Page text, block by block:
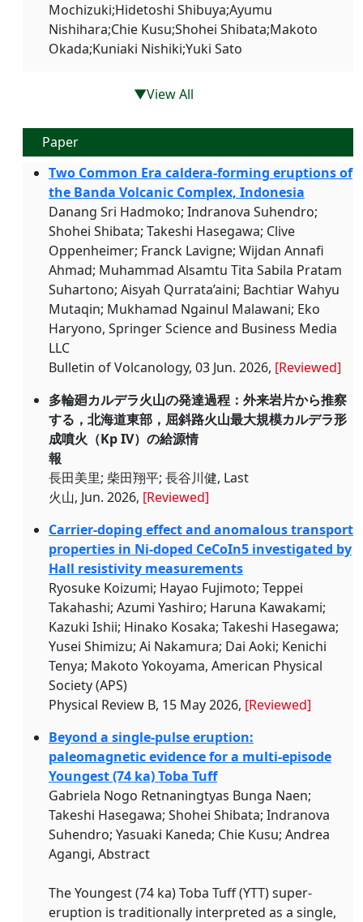
Mochizuki;Hidetoshi Shibuya;Ayumu
Nishihara;Chie Kusu;Shohei Shibata;Makoto
Okada;Kuniaki Nishiki;Yuki Sato
▼View All
Paper
Two Common Era caldera-forming eruptions of
the Banda Volcanic Complex, Indonesia
Danang Sri Hadmoko; Indranova Suhendro;
Shohei Shibata; Takeshi Hasegawa; Clive
Oppenheimer; Franck Lavigne; Wijdan Annafi
Ahmad; Muhammad Alsamtu Tita Sabila Pratam
Suhartono; Aisyah Qurrata’aini; Bachtiar Wahyu
Mutaqin; Mukhamad Ngainul Malawani; Eko
Haryono, Springer Science and Business Media
LLC
Bulletin of Volcanology, 03 Jun. 2026, [Reviewed]
多輪廻カルデラ火山の発達過程：外来岩片から推察
する，北海道東部，屈斜路火山最大規模カルデラ形
成噴火（Kp IV）の給源情
報
長田美里; 柴田翔平; 長谷川健, Last
火山, Jun. 2026, [Reviewed]
Carrier-doping effect and anomalous transport
properties in Ni-doped CeCoIn5 investigated by
Hall resistivity measurements
Ryosuke Koizumi; Hayao Fujimoto; Teppei
Takahashi; Azumi Yashiro; Haruna Kawakami;
Kazuki Ishii; Hinako Kosaka; Takeshi Hasegawa;
Yusei Shimizu; Ai Nakamura; Dai Aoki; Kenichi
Tenya; Makoto Yokoyama, American Physical
Society (APS)
Physical Review B, 15 May 2026, [Reviewed]
Beyond a single-pulse eruption:
paleomagnetic evidence for a multi-episode
Youngest (74 ka) Toba Tuff
Gabriela Nogo Retnaningtyas Bunga Naen;
Takeshi Hasegawa; Shohei Shibata; Indranova
Suhendro; Yasuaki Kaneda; Chie Kusu; Andrea
Agangi, Abstract
The Youngest (74 ka) Toba Tuff (YTT) super-
eruption is traditionally interpreted as a single,